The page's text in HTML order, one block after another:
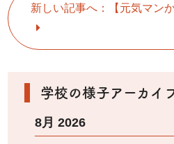
新しい記事へ：【元気マン
学校の様子アーカイ
8月 2026